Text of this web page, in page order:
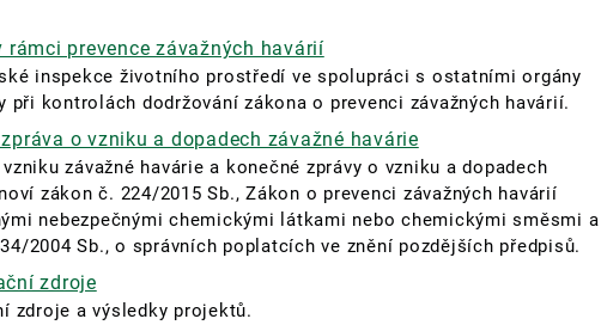
rámci prevence závažných havárií
inspekce životního prostředí ve spolupráci s ostatními orgány
při kontrolách dodržování zákona o prevenci závažných havárií.
o vzniku a dopadech závažné havárie
závažné havárie a konečné zprávy o vzniku a dopadech
zákonč. 224/2015 Sb., Zákon o prevenci závažných havárií
nebezpečnými chemickými látkami nebo chemickými směsmi a
2004 Sb., o správních poplatcích ve znění pozdějších předpisů.
zdroje
zdroje a výsledky projektů.